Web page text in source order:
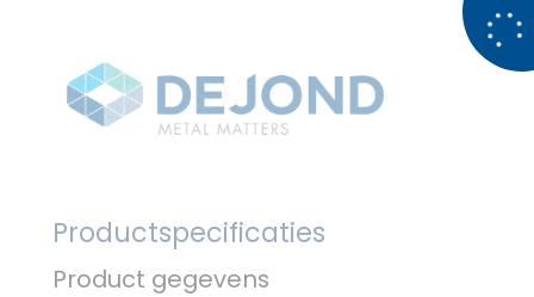
Productspecificaties
Product gegevens